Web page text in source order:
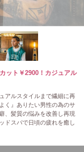
ット￥2900！カジュアル
アルスタイルまで繊細に再
く』ありたい男性の為のサ
、髪質の悩みを改善し再現
ドスパで日頃の疲れを癒し